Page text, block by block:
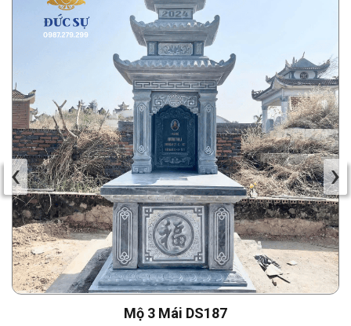
Mộ 3 Mái DS187
‹ ›